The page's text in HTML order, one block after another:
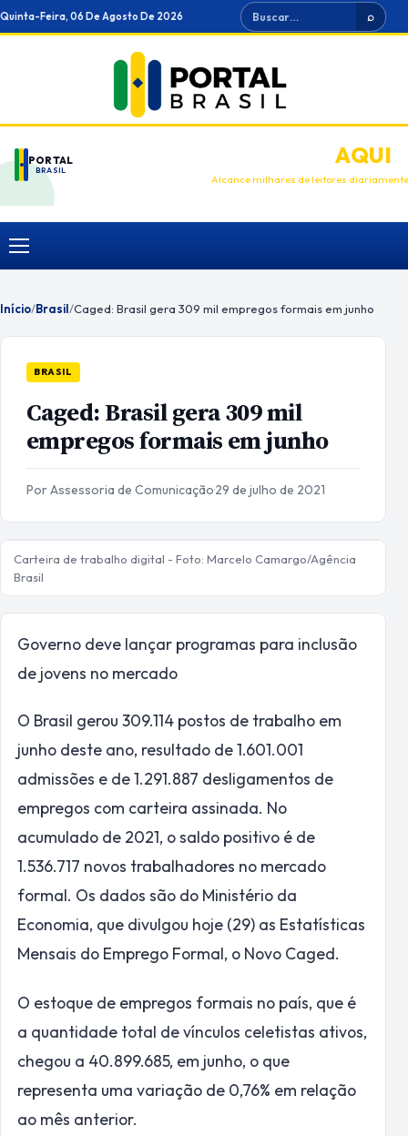
Ir
para
Quinta-Feira, 06 De Agosto De 2026 Buscar ⌕
PORTAL
BRASIL
ANUNCIEAQUI
Alcance milhares de leitores diariamente
Menu
Início/Brasil/Caged: Brasil gera 309 mil empregos formais em junho
BRASIL
Caged: Brasil gera 309 mil
empregos formais em junho
Por Assessoria de Comunicação·29 de julho de 2021
Carteira de trabalho digital - Foto: Marcelo Camargo/Agência
Brasil
Governo deve lançar programas para inclusão
de jovens no mercado
O Brasil gerou 309.114 postos de trabalho em
junho deste ano, resultado de 1.601.001
admissões e de 1.291.887 desligamentos de
empregos com carteira assinada. No
acumulado de 2021, o saldo positivo é de
1.536.717 novos trabalhadores no mercado
formal. Os dados são do Ministério da
Economia, que divulgou hoje (29) as Estatísticas
Mensais do Emprego Formal, o Novo Caged.
O estoque de empregos formais no país, que é
a quantidade total de vínculos celetistas ativos,
chegou a 40.899.685, em junho, o que
representa uma variação de 0,76% em relação
ao mês anterior.